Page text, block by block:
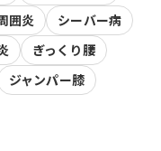
囲炎
シーバー病
ぎっくり腰
ジャンパー膝